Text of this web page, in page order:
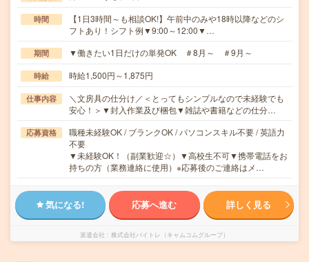
時間
【1日3時間～も相談OK!】午前中のみや18時以降などのシ
フトあり！シフト例▼9:00～12:00▼…
期間 ▼働きたい1日だけの単発OK ＃8月～ ＃9月～
時給 時給1,500円～1,875円
仕事内容
＼文房具の仕分け／＜とってもシンプルなので未経験でも
安心！＞▼封入作業及び梱包▼雑誌や書籍などの仕分…
応募資格
職種未経験OK / ブランクOK / パソコンスキル不要 / 英語力
不要
▼未経験OK！（副業歓迎☆）▼高校生不可▼携帯電話をお
持ちの方（業務連絡に使用）※応募後のご連絡はメ…
気になる! 応募へ進む 詳しく見る
派遣会社 株式会社バイトレ（キャムコムグループ）